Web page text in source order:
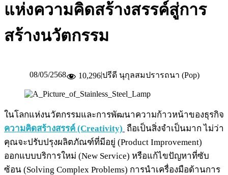
แห่งความคิดสร้างสรรค์สู่การ
สร้างนวัตกรรม
08/05/2568 10,296|ปรีดี นุกุลสมปรารถนา (Pop)
ในโลกแห่งนวัตกรรมและการพัฒนาความก้าวหน้าของธุรกิจ
ความคิดสร้างสรรค์ (Creativity) ถือเป็นสิ่งจำเป็นมาก ไม่ว่า
คุณจะปรับปรุงผลิตภัณฑ์ที่มีอยู่ (Product Improvement)
ออกแบบบริการใหม่ (New Service) หรือแก้ไขปัญหาที่ซับ
ซ้อน (Solving Complex Problems) การนำเครื่องมือด้านการ